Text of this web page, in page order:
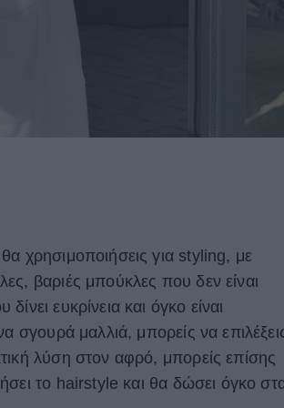
χρησιμοποιήσεις για styling, με
βαριές μπούκλες που δεν είναι
ευκρίνεια και όγκο είναι
σγουρά μαλλιά, μπορείς να
λύση στον αφρό, μπορείς επίσης
το hairstyle και θα δώσει όγκο